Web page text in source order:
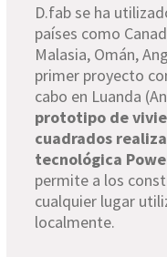
D.fabse ha
países como
Malasia, Omán,
primer proyecto
cabo en Luanda
prototipo de
cuadrados
tecnológica
permite a los
cualquier lugar
localmente.